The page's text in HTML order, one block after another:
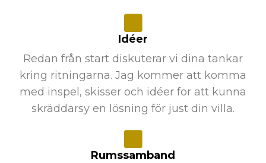
Idéer
Redan från start diskuterar vi dina tankar
kring ritningarna. Jag kommer att komma
med inspel, skisser och idéer för att kunna
skräddarsy en lösning för just din villa.
Rumssamband